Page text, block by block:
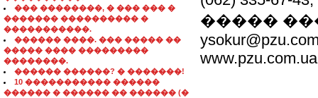
��� ��������, � ��� ��� �
������� ���������� �
�����������.
������ ����. ��� ����� ��
����� ���� ���������
��������.
������ ������? � �������!
10 ����������� ������
������ � ������ �� ������ (�
�����
www.pzu.com.ua